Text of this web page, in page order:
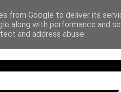
CASA STILE
from Google to deliver its
along with performance and
and address abuse.